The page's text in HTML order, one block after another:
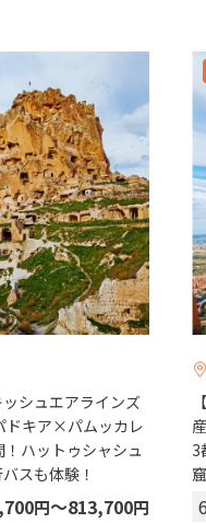
シュエアラインズ
キア×パムッカレ
ハットゥシャシュ
スも体験！
円〜813,700円
3